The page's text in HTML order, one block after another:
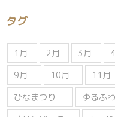
ー
タグ
1月 2月 3月
9月
10月 11月
ひなまつり
ゆるふわ